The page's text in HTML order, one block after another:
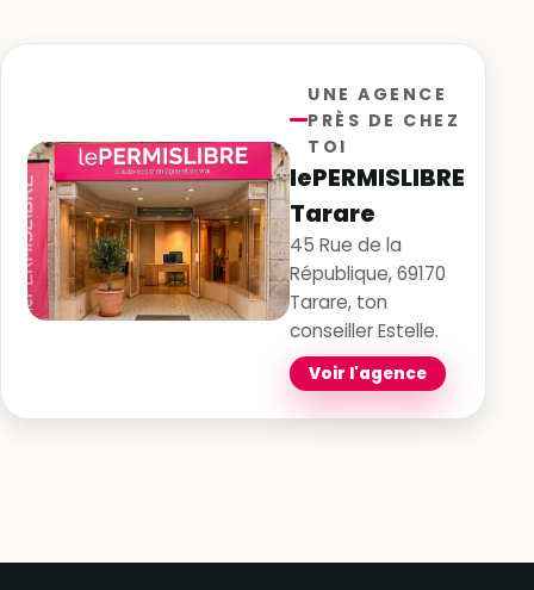
UNE AGENCE
PRÈS DE CHEZ
TOI
lePERMISLIBRE
Tarare
45 Rue de la
République, 69170
Tarare, ton
conseiller Estelle.
Voir l'agence